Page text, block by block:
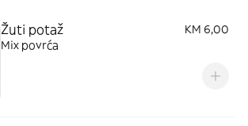
Žuti potaž
KM 6,00
Mix povrća